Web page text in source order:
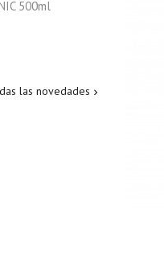
500ml
las novedades 